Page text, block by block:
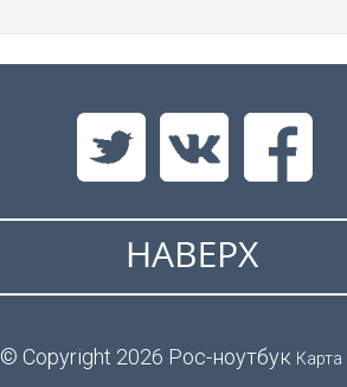
© Copyright 2026 Рос-ноутбук Карта